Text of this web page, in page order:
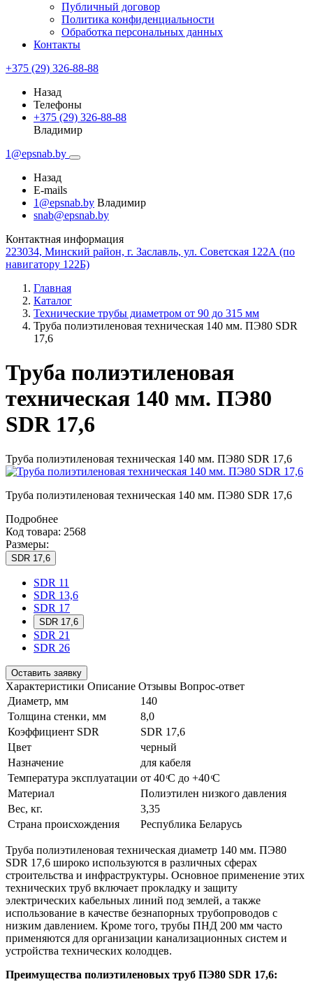
Публичный договор
Политика конфиденциальности
Обработка персональных данных
Контакты
+375 (29) 326-88-88
Назад
Телефоны
+375 (29) 326-88-88
Владимир
1@epsnab.by
Назад
E-mails
1@epsnab.by Владимир
snab@epsnab.by
Контактная информация
223034, Минский район, г. Заславль, ул. Советская 122А (по
навигатору 122Б)
Главная
Каталог
Технические трубы диаметром от 90 до 315 мм
Труба полиэтиленовая техническая 140 мм. ПЭ80 SDR
17,6
Труба полиэтиленовая
техническая 140 мм. ПЭ80
SDR 17,6
Труба полиэтиленовая техническая 140 мм. ПЭ80 SDR 17,6
Труба полиэтиленовая техническая 140 мм. ПЭ80 SDR 17,6
Подробнее
Код товара: 2568
Размеры:
SDR 17,6
SDR 11
SDR 13,6
SDR 17
SDR 17,6
SDR 21
SDR 26
Оставить заявку
Характеристики Описание Отзывы Вопрос-ответ
Диаметр, мм
140
Толщина стенки, мм
8,0
Коэффициент SDR
SDR 17,6
Цвет
черный
Назначение
для кабеля
Температура эксплуатации от 40 ͦС до +40 ͦС
Материал
Полиэтилен низкого давления
Вес, кг.
3,35
Страна происхождения
Республика Беларусь
Труба полиэтиленовая техническая диаметр 140 мм. ПЭ80
SDR 17,6 широко используются в различных сферах
строительства и инфраструктуры. Основное применение этих
технических труб включает прокладку и защиту
электрических кабельных линий под землей, а также
использование в качестве безнапорных трубопроводов с
низким давлением. Кроме того, трубы ПНД 200 мм часто
применяются для организации канализационных систем и
устройства технических колодцев.
Преимущества полиэтиленовых труб ПЭ80 SDR 17,6: